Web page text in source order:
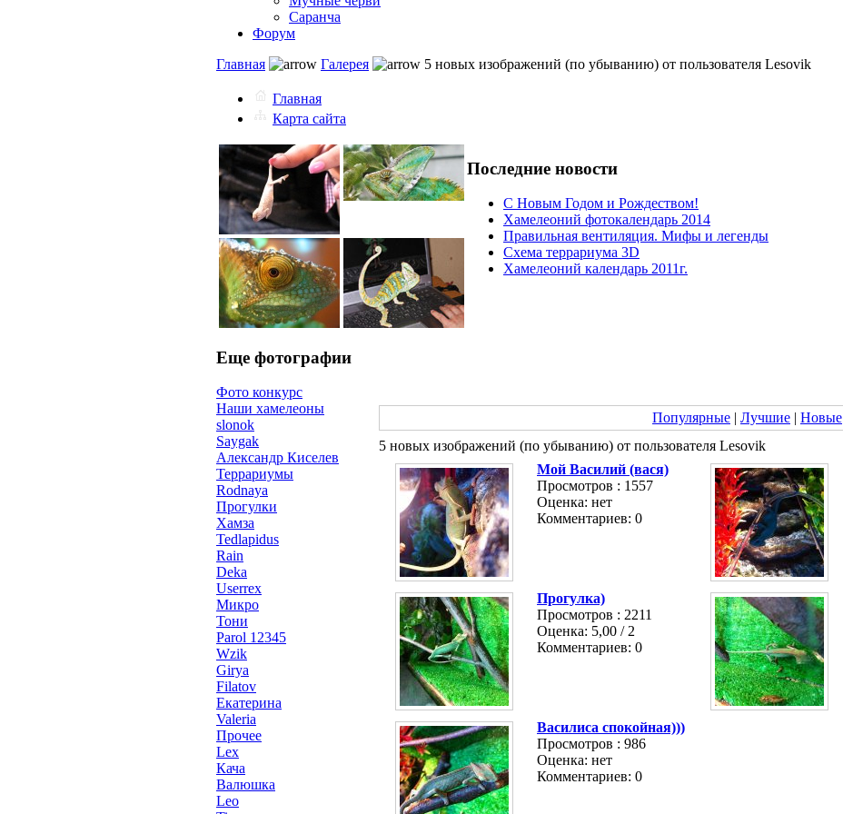
Саранча
Форум
Главная
Галерея 5 новых изображений (по убыванию) от пользователя Lesovik
Главная
Карта сайта
Последние новости
С Новым Годом и Рождеством!
Хамелеоний фотокалендарь 2014
Правильная вентиляция. Мифы и легенды
Схема террариума 3D
Хамелеоний календарь 2011г.
Еще фотографии
Фото конкурс
Наши хамелеоны
slonok
Saygak
Александр Киселев
Террариумы
Rodnaya
Прогулки
Хамза
Tedlapidus
Rain
Deka
Userrex
Микро
Тони
Parol 12345
Wzik
Girya
Filatov
Екатерина
Valeria
Прочее
Lex
Кача
Валюшка
Leo
Популярные | Лучшие | Новые
5 новых изображений (по убыванию) от пользователя Lesovik
Мой Василий (вася)
Просмотров : 1557
Оценка: нет
Комментариев: 0
Прогулка)
Просмотров : 2211
Оценка: 5,00 / 2
Комментариев: 0
Василиса спокойная)))
Просмотров : 986
Оценка: нет
Комментариев: 0